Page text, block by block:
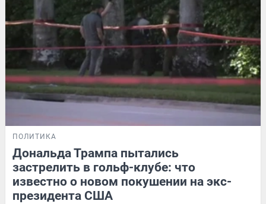
ПОЛИТИКА
Дональда Трампа пытались
застрелить в гольф-клубе: что
известно о новом покушении на экс-
президента США